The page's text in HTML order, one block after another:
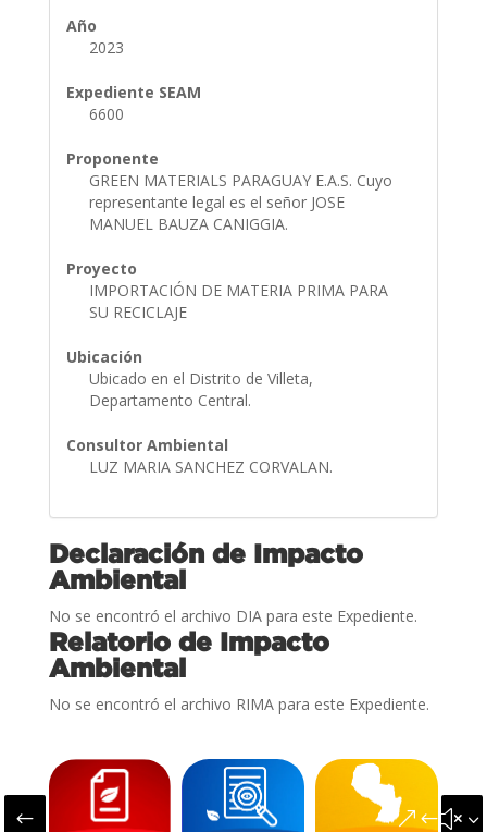
Año
2023
Expediente SEAM
6600
Proponente
GREEN MATERIALS PARAGUAY E.A.S. Cuyo
representante legal es el señor JOSE
MANUEL BAUZA CANIGGIA.
Proyecto
IMPORTACIÓN DE MATERIA PRIMA PARA
SU RECICLAJE
Ubicación
Ubicado en el Distrito de Villeta,
Departamento Central.
Consultor Ambiental
LUZ MARIA SANCHEZ CORVALAN.
Declaración de Impacto
Ambiental
No se encontró el archivo DIA para este Expediente.
Relatorio de Impacto
Ambiental
No se encontró el archivo RIMA para este Expediente.
#